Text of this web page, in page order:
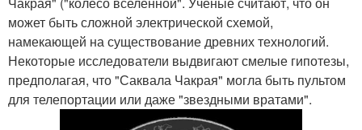
может быть сложной электрической схемой,
намекающей на существование древних технологий.
Некоторые исследователи выдвигают смелые гипотезы,
предполагая, что "Саквала Чакрая" могла быть пультом
для телепортации или даже "звездными вратами".